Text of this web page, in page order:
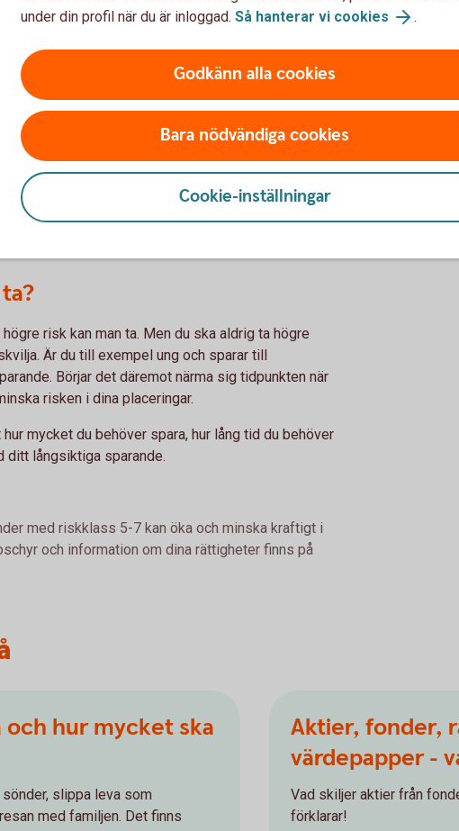
växa
och ta hänsyn till avgifter kan även ett
med tiden växa till ett betydande belopp. Ju
att placera sitt sparande i aktier eller fonder.
stor risk du är beredd att ta med dina pengar. Med
men också risken för att värdet kan
att dina pengar kan växa särskilt mycket.
risk kan man ta. Men du ska aldrig ta högre
Är du till exempel ung och sparar till
Börjar det däremot närma sig tidpunkten när
risken i dina placeringar.
mycket du behöver spara, hur lång tid du behöver
ditt långsiktiga sparande.
med riskklass 5-7 kan öka och minska kraftigt i
och information om dina rättigheter finns på
och hur mycket ska
slippa leva som
med familjen. Det finns
Aktier, fonder,
värdepapper -
Vad skiljer aktier från
förklarar!
under din profil när du är inloggad. Så hanterar vi cookies .
Godkänn alla cookies
Bara nödvändiga cookies
Cookie-inställningar